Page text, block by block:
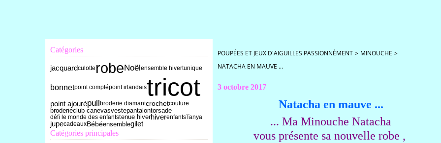
Catégories
jacquardculotte robeNoëlensemble hivertunique
bonnetpoint comptépoint irlandaistricot
point ajourépullbroderie diamantcrochetcouture
broderieclub canevasvestepantalontorsade
défi le monde des enfantstenue hiverhiverenfantsTanya
jupecadeauxBébéensemblegilet
Catégories principales
POUPÉES ET JEUX D'AIGUILLES PASSIONNÉMENT > MINOUCHE >
NATACHA EN MAUVE ...
3 octobre 2017
Natacha en mauve ...
... Ma Minouche Natacha
vous présente sa nouvelle robe ,